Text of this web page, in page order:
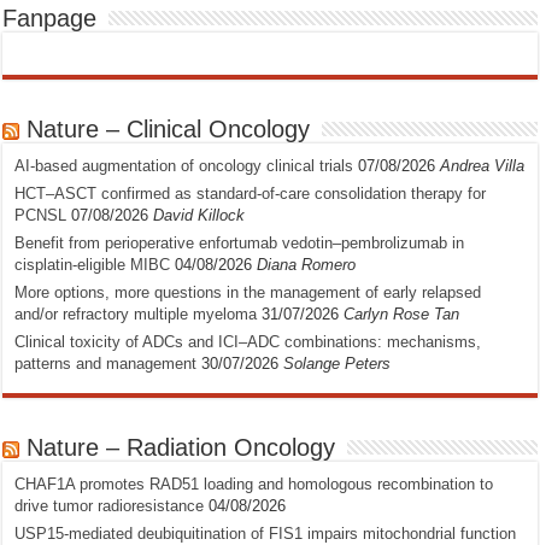
Fanpage
Nature – Clinical Oncology
AI-based augmentation of oncology clinical trials 07/08/2026 Andrea Villa
HCT–ASCT confirmed as standard-of-care consolidation therapy for
PCNSL 07/08/2026 David Killock
Benefit from perioperative enfortumab vedotin–pembrolizumab in
cisplatin-eligible MIBC 04/08/2026 Diana Romero
More options, more questions in the management of early relapsed
and/or refractory multiple myeloma 31/07/2026 Carlyn Rose Tan
Clinical toxicity of ADCs and ICI–ADC combinations: mechanisms,
patterns and management 30/07/2026 Solange Peters
Nature – Radiation Oncology
CHAF1A promotes RAD51 loading and homologous recombination to
drive tumor radioresistance 04/08/2026
USP15-mediated deubiquitination of FIS1 impairs mitochondrial function